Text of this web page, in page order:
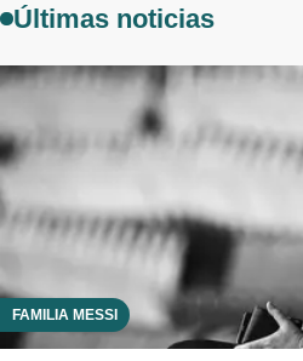
Últimas noticias
FAMILIA MESSI